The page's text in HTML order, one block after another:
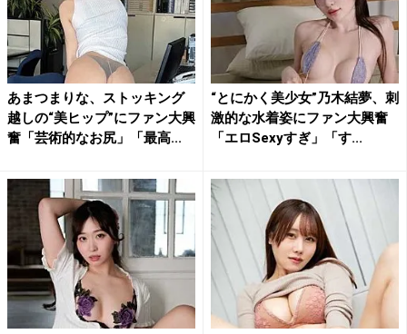
あまつまりな、ストッキング
越しの“美ヒップ”にファン大興
奮「芸術的なお尻」「最高...
“とにかく美少女”乃木結夢、刺
激的な水着姿にファン大興奮
「エロSexyすぎ」「す...